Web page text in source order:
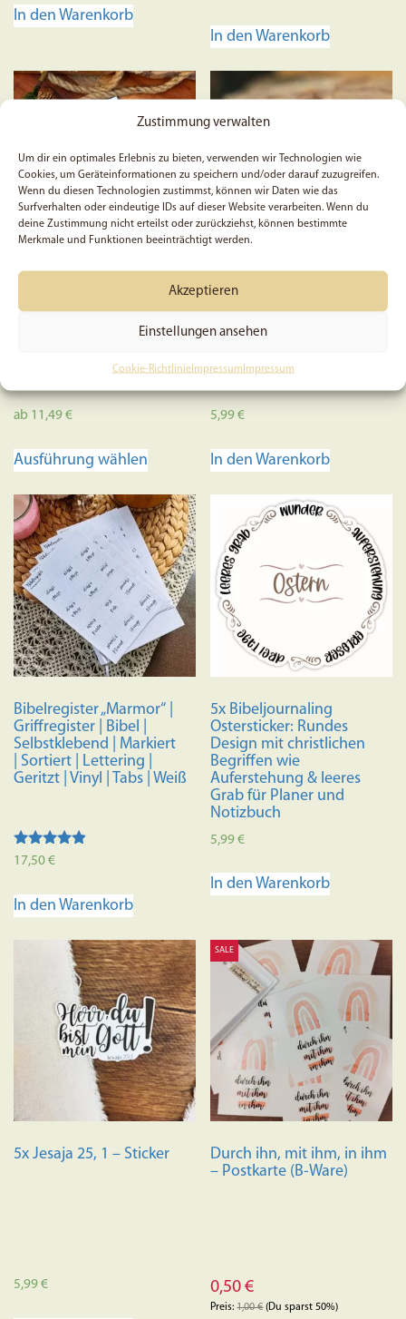
Zustimmung verwalten
Um dir ein optimales Erlebnis zu bieten, verwenden wir Technologien wie
Cookies, um Geräteinformationen zu speichern und/oder darauf zuzugreifen.
Wenn du diesen Technologien zustimmst, können wir Daten wie das
Surfverhalten oder eindeutige IDs auf dieser Website verarbeiten. Wenn du
deine Zustimmung nicht erteilst oder zurückziehst, können bestimmte
Merkmale und Funktionen beeinträchtigt werden.
Akzeptieren
Einstellungen ansehen
Cookie-RichtlinieImpressum Impressum
In den Warenkorb
In den Warenkorb
Prüft alles und behaltet
Thessalonicher 5:21 |
ab 11,49€
Ausführung wählen
mehrere
Varianten
auf.
Die
Optionen
können
auf
der
gewählt
werden
5x Gott macht keine
Sticker | Aufkleber | Glaube
Bibelvers
5,99€
In den Warenkorb
Bibelregister „Marmor“ |
Griffregister | Bibel |
Selbstklebend | Markiert
| Sortiert | Lettering |
Geritzt | Vinyl | Tabs | Weiß
Bewertet
von 5
17,50€
In den Warenkorb
5x Bibeljournaling
Ostersticker: Rundes
Design mit christlichen
Begriffen wie
Auferstehung & leeres
Grab für Planer und
Notizbuch
5,99€
In den Warenkorb
5x Jesaja 25, 1 – Sticker
5,99€
SALE
Durch ihn, mit ihm, in ihm
– Postkarte (B-Ware)
0,50€
Preis:1,00€(Du sparst 50%)